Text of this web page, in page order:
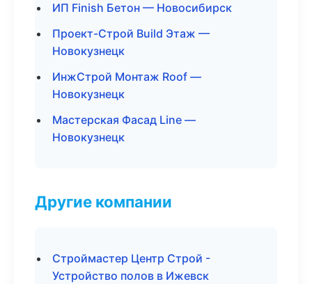
ИП Finish Бетон — Новосибирск
Проект-Строй Build Этаж —
Новокузнецк
ИнжСтрой Монтаж Roof —
Новокузнецк
Мастерская Фасад Line —
Новокузнецк
Другие компании
Строймастер Центр Строй -
Устройство полов в Ижевск